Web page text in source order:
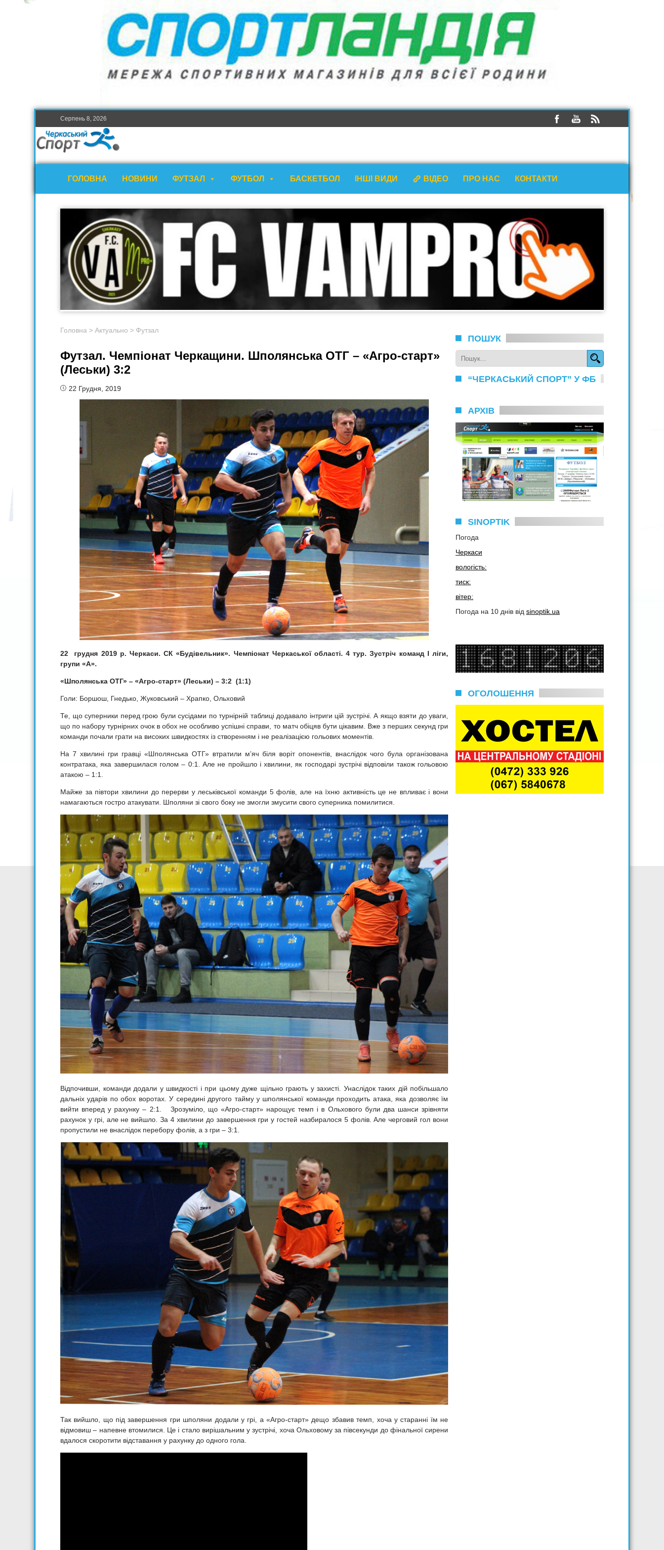
Серпень 8, 2026
ГОЛОВНА НОВИНИ ФУТЗАЛ ФУТБОЛ БАСКЕТБОЛ ІНШІ ВИДИ ВІДЕО ПРО НАС КОНТАКТИ
Головна > Актуально > Футзал
Футзал. Чемпіонат Черкащини. Шполянська ОТГ – «Агро-старт»
(Леськи) 3:2
22 Грудня, 2019
22 грудня 2019 р. Черкаси. СК «Будівельник». Чемпіонат Черкаської області. 4 тур. Зустріч команд І ліги,
групи «А».
«Шполянська ОТГ» – «Агро-старт» (Леськи) – 3:2 (1:1)
Голи: Боршош, Гнедько, Жуковський – Храпко, Ольховий
Те, що суперники перед грою були сусідами по турнірній таблиці додавало інтриги цій зустрічі. А якщо взяти до уваги,
що по набору турнірних очок в обох не особливо успішні справи, то матч обіцяв бути цікавим. Вже з перших секунд гри
команди почали грати на високих швидкостях із створенням і не реалізацією гольових моментів.
На 7 хвилині гри гравці «Шполянська ОТГ» втратили м’яч біля воріт опонентів, внаслідок чого була організована
контратака, яка завершилася голом – 0:1. Але не пройшло і хвилини, як господарі зустрічі відповіли також гольовою
атакою – 1:1.
Майже за півтори хвилини до перерви у леськівської команди 5 фолів, але на їхню активність це не впливає і вони
намагаються гостро атакувати. Шполяни зі свого боку не змогли змусити свого суперника помилитися.
Відпочивши, команди додали у швидкості і при цьому дуже щільно грають у захисті. Унаслідок таких дій побільшало
дальніх ударів по обох воротах. У середині другого тайму у шполянської команди проходить атака, яка дозволяє їм
вийти вперед у рахунку – 2:1. Зрозуміло, що «Агро-старт» нарощує темп і в Ольхового були два шанси зрівняти
рахунок у грі, але не вийшло. За 4 хвилини до завершення гри у гостей назбиралося 5 фолів. Але черговий гол вони
пропустили не внаслідок перебору фолів, а з гри – 3:1.
Так вийшло, що під завершення гри шполяни додали у грі, а «Агро-старт» дещо збавив темп, хоча у старанні їм не
відмовиш – напевне втомилися. Це і стало вирішальним у зустрічі, хоча Ольховому за півсекунди до фінальної сирени
вдалося скоротити відставання у рахунку до одного гола.
ПОШУК
“ЧЕРКАСЬКИЙ СПОРТ” У ФБ
АРХІВ
SINOPTIK
Погода
Черкаси
вологість:
тиск:
вітер:
Погода на 10 днів від sinoptik.ua
ОГОЛОШЕННЯ